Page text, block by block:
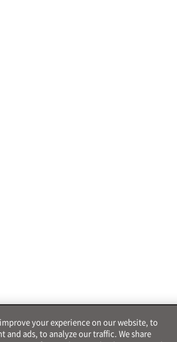
your experience on our website, to
and ads, to analyze our traffic. We share